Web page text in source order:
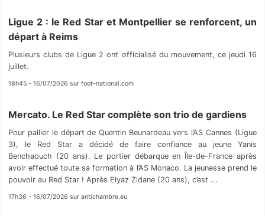
Ligue 2 : le Red Star et Montpellier se renforcent, un
départ à Reims
Plusieurs clubs de Ligue 2 ont officialisé du mouvement, ce jeudi 16
juillet.
18h45 - 16/07/2026 sur foot-national.com
Mercato. Le Red Star complète son trio de gardiens
Pour pallier le départ de Quentin Beunardeau vers l’AS Cannes (Ligue
3), le Red Star a décidé de faire confiance au jeune Yanis
Benchaouch (20 ans). Le portier débarque en Île-de-France après
avoir effectué toute sa formation à l’AS Monaco. La jeunesse prend le
pouvoir au Red Star ! Après Elyaz Zidane (20 ans), c’est ...
17h36 - 16/07/2026 sur antichambre.eu